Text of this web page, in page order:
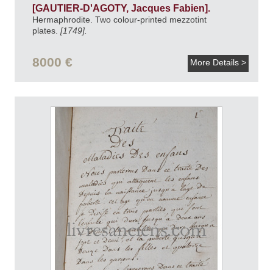
[GAUTIER-D'AGOTY, Jacques Fabien].
Hermaphrodite. Two colour-printed mezzotint
plates. [1749].
8000 € More Details >